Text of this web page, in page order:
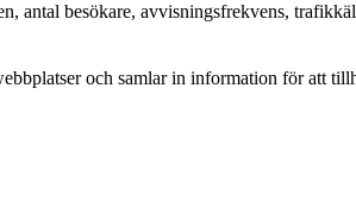
antal besökare, avvisningsfrekvens,
och samlar in information för att